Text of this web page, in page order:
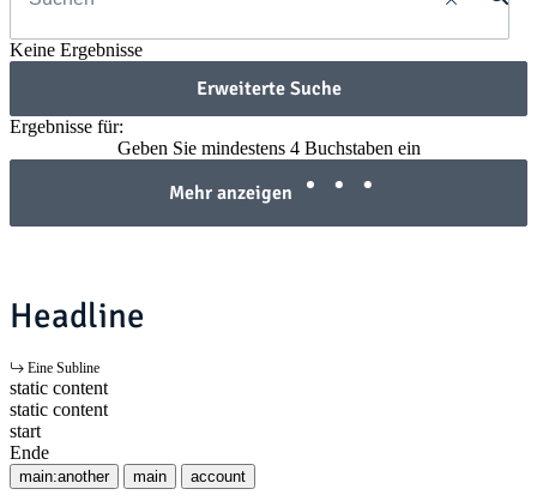
Keine Ergebnisse
Erweiterte Suche
Ergebnisse für:
Geben Sie mindestens 4 Buchstaben ein
Mehr anzeigen
Headline
Eine Subline
static content
static content
start
Ende
main:another main account